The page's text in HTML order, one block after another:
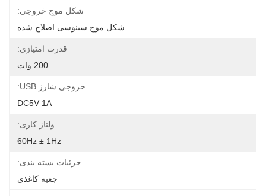
شکل موج خروجی:
شکل موج سینوسی اصلاح شده
قدرت امتیازی:
200 وات
خروجی شارژ USB:
DC5V 1A
ولتاژ کاری:
60Hz ± 1Hz
جزئیات بسته بندی:
جعبه کاغذی